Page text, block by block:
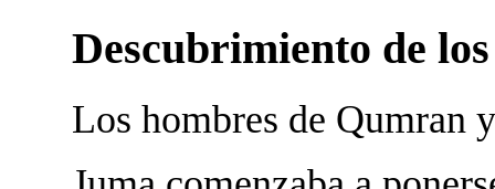
Descubrimiento de
Los hombres de Qumran